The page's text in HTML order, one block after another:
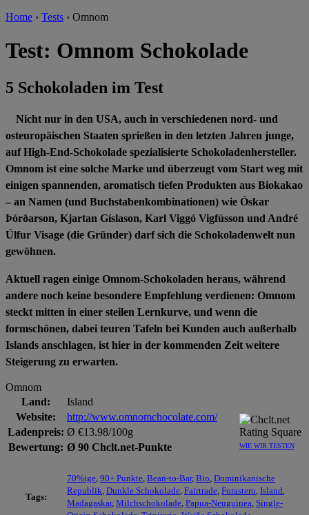
Home › Tests › Omnom
Test: Omnom Schokolade
5 Schokoladen im Test
Nicht nur in den USA, auch in verschiedenen nord- und
osteuropäischen Staaten sprießen in den letzten Jahren junge,
auf High-End-Schokolade spezialisierte Schokoladenhersteller.
Omnom ist eine solche Marke und überzeugt vom Start weg mit
einigen spannenden, aromatisch tiefen Produkten aus Biokakao
– an Namen (und Buchstabenkombinationen) wie Óskar
Þórðarson, Kjartan Gíslason, Karl Viggó Vigfússon und André
Úlfur Visage (die Gründer) darf sich die Schokoladenwelt nun
gewöhnen.
Aktuell ragen einige Omnom-Schokoladen heraus, während
andere noch keine besondere Empfehlung verdienen: Omnom
steckt mitten in einer steilen Lernkurve, und wenn die
formschönen, dabei teuren Tafeln bei Kunden auch außerhalb
Islands anschlagen, ist hier in der kommenden Zeit weitere
Steigerung zu erwarten.
Omnom
Land:
Island
WIE WIR TESTEN
Website:
http://www.omnomchocolate.com/
Ladenpreis: Ø €13.98/100g
Bewertung: Ø 90 Chclt.net-Punkte
Tags:
70%ige 90+ Punkte Bean-to-Bar, Bio Dominikanische
Republik Dunkle Schokolade Fairtrade Forastero Island
Madagaskar, Milchschokolade Papua-Neuguinea Single-